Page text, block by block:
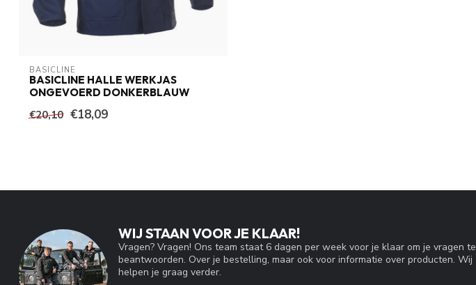
BASICLINE
BASICLINE HALLE WERKJAS
ONGEVOERD DONKERBLAUW
€20,10 €18,09
WIJ STAAN VOOR JE KLAAR!
Vragen? Vragen! Ons team staat 6 dagen per week voor je klaar om je vragen te
beantwoorden. Over je bestelling, maar ook voor informatie over producten. Wij
helpen je graag verder.